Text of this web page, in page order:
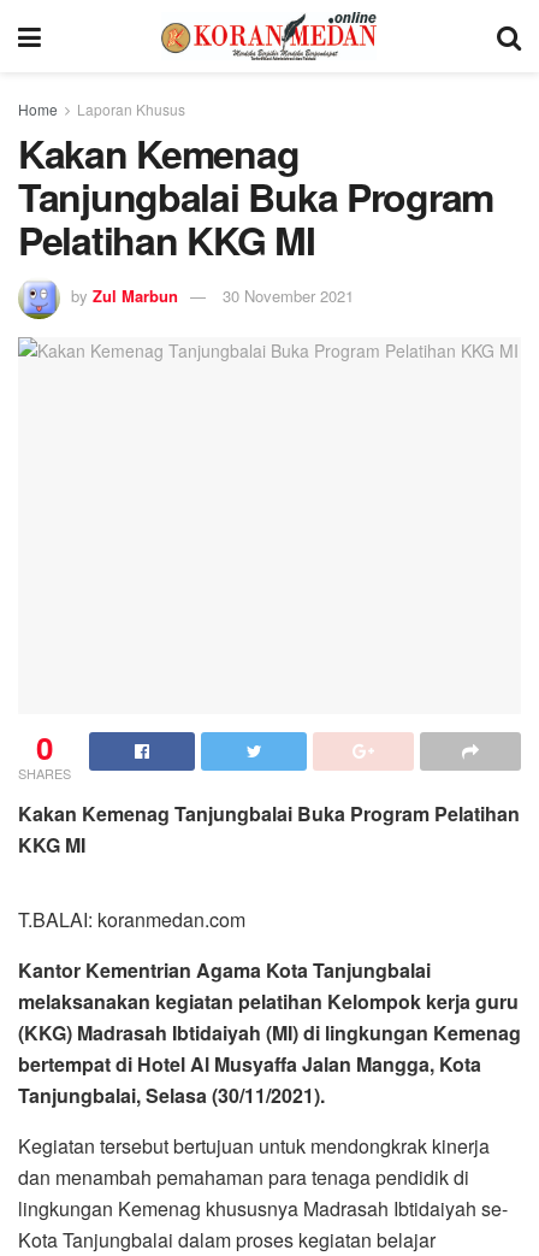
Home Laporan Khusus
Kakan Kemenag
Tanjungbalai Buka Program
Pelatihan KKG MI
by Zul Marbun 30 November 2021
0
SHARES
Kakan Kemenag Tanjungbalai Buka Program Pelatihan
KKG MI
T.BALAI: koranmedan.com
Kantor Kementrian Agama Kota Tanjungbalai
melaksanakan kegiatan pelatihan Kelompok kerja guru
(KKG) Madrasah Ibtidaiyah (MI) di lingkungan Kemenag
bertempat di Hotel Al Musyaffa Jalan Mangga, Kota
Tanjungbalai, Selasa (30/11/2021).
Kegiatan tersebut bertujuan untuk mendongkrak kinerja
dan menambah pemahaman para tenaga pendidik di
lingkungan Kemenag khususnya Madrasah Ibtidaiyah se-
Kota Tanjungbalai dalam proses kegiatan belajar